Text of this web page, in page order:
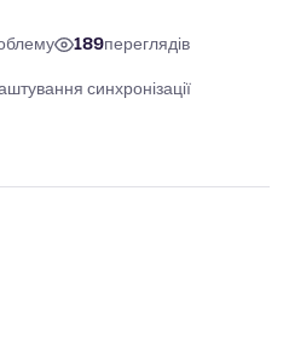
189переглядів
синхронізації